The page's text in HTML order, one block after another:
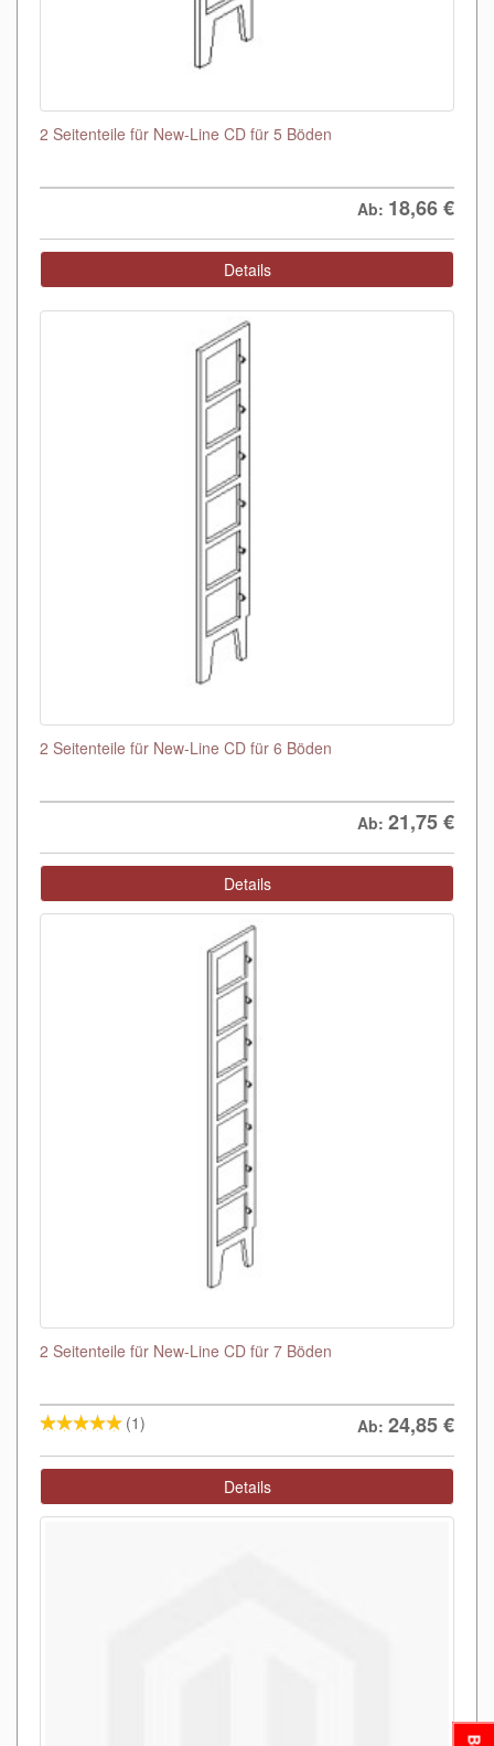
2 Seitenteile für New-Line CD für 5 Böden
Ab: 18,66€
Details
2 Seitenteile für New-Line CD für 6 Böden
Ab: 21,75€
Details
2 Seitenteile für New-Line CD für 7 Böden
(1) Ab: 24,85€
Details